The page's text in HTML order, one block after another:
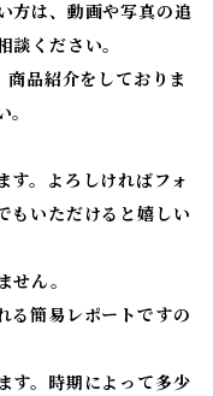
方は、動画や写真の追
ください。
品紹介をしておりま
す。よろしければフォ
もいただけると嬉しい
せん。
る簡易レポートですの
す。時期によって多少